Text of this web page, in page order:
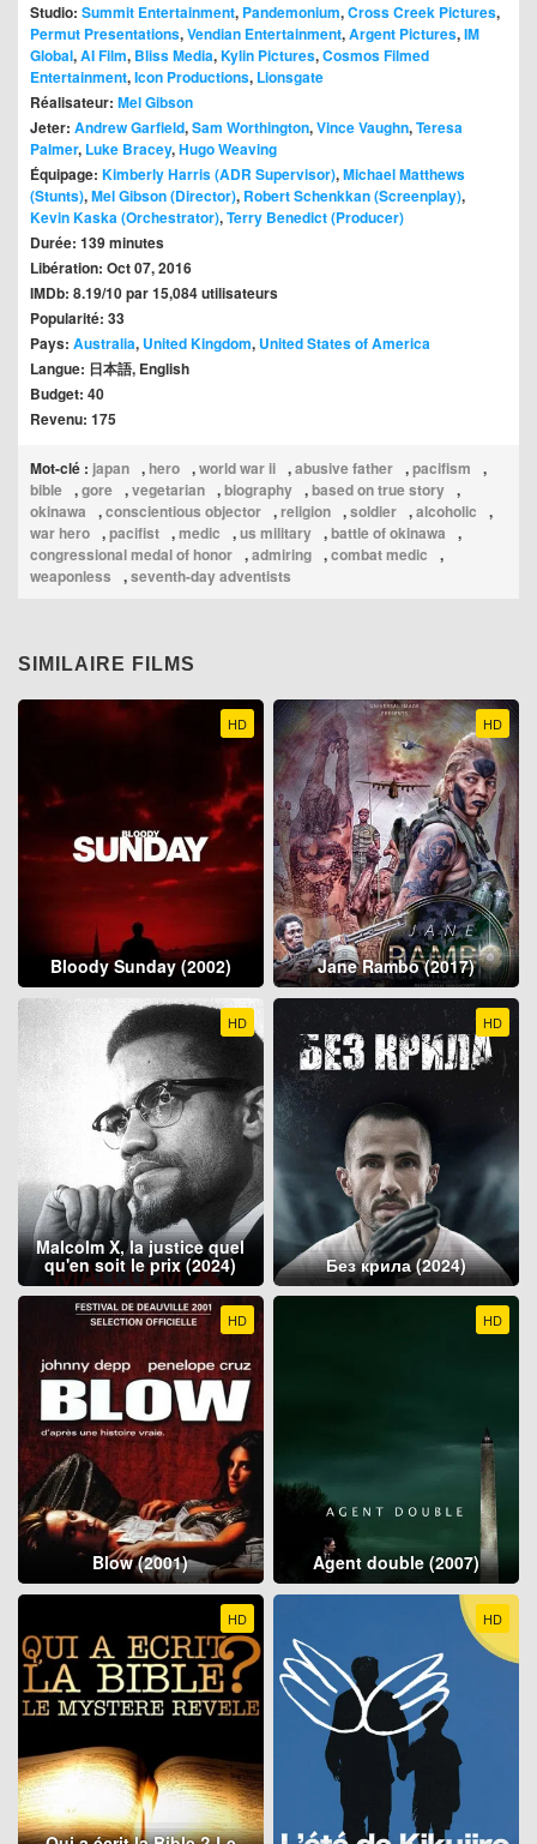
Studio: Summit Entertainment, Pandemonium,Cross Creek Pictures,
Permut Presentations,Vendian Entertainment,Argent Pictures,IM
Global,AI Film, Bliss Media,Kylin Pictures,Cosmos Filmed
Entertainment,Icon Productions, Lionsgate
Réalisateur: Mel Gibson
Jeter: Andrew Garfield,Sam Worthington,Vince Vaughn,Teresa
Palmer, Luke Bracey,Hugo Weaving
Équipage: Kimberly Harris (ADR Supervisor),Michael Matthews
(Stunts),Mel Gibson (Director), Robert Schenkkan (Screenplay),
Kevin Kaska (Orchestrator),Terry Benedict (Producer)
Durée: 139 minutes
Libération: Oct 07, 2016
IMDb: 8.19/10 par 15,084 utilisateurs
Popularité: 33
Pays: Australia, United Kingdom, United States of America
Langue: 日本語, English
Budget: 40
Revenu: 175
Mot-clé : japan , hero ,world war ii ,abusive father ,pacifism
,
bible ,gore ,vegetarian ,biography ,based on true story ,
okinawa
,conscientious objector ,religion ,soldier ,alcoholic
,
war hero ,pacifist ,medic ,us military ,battle of okinawa
,
congressional medal of honor ,admiring ,combat medic
,
weaponless
,seventh-day adventists
SIMILAIRE FILMS
HD
Bloody Sunday (2002)
HD
Jane Rambo (2017)
HD
Malcolm X, la justice quel
qu'en soit le prix (2024)
HD
Без крила (2024)
HD
Blow (2001)
HD
Agent double (2007)
HD HD